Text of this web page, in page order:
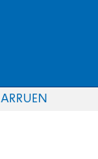
EN
RU
AR